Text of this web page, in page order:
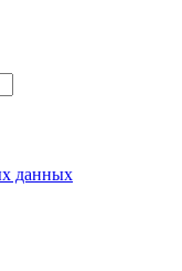
данных